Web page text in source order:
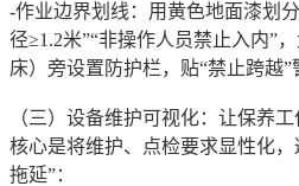
-作业边界划线：用黄色地面漆划
径≥1.2米”“非操作人员禁止入内”
床）旁设置防护栏，贴“禁止跨越”
（三）设备维护可视化：让保养
核心是将维护、点检要求显性化
拖延”：